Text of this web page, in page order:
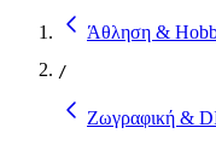
Άθληση &
/
Ζωγραφική &